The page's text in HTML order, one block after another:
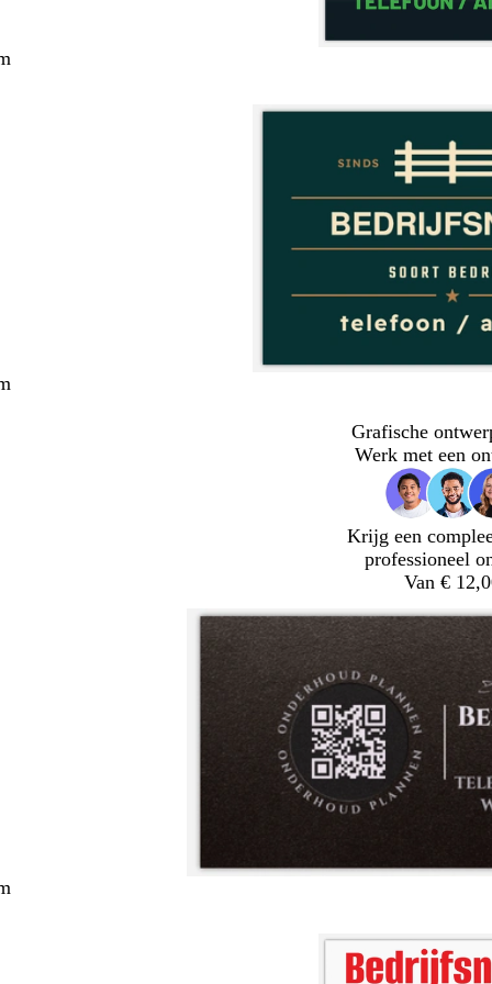
Grafische
Werk met een
Krijg een
professioneel
Van €